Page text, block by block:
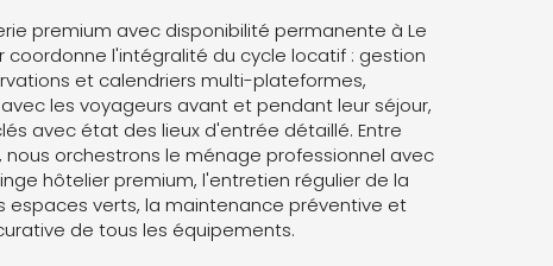
premium avec disponibilité permanente à Le
coordonne l'intégralité du cycle locatif : gestion
et calendriers multi-plateformes,
les voyageurs avant et pendant leur séjour,
avec état des lieux d'entrée détaillé. Entre
nous orchestrons le ménage professionnel avec
hôtelier premium, l'entretien régulier de la
espaces verts, la maintenance préventive et
de tous les équipements.